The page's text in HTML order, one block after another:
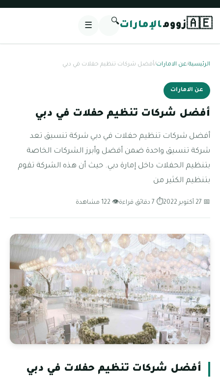
🇦🇪زوومالإمارات🔍
☰
الرئيسية/عن الامارات/أفضل شركات تنظيم حفلات في دبي
عن الامارات
أفضل شركات تنظيم حفلات في دبي
أفضل شركات تنظيم حفلات في دبي شركة تنسيق تعد
شركة تنسيق واحدة ضمن أفضل وأبرز الشركات الخاصة
بتنظيم الحفلات داخل إمارة دبي. حيث أن هذه الشركة تقوم
بتنظيم الكثير من
📅 27 أكتوبر 2022 ⏱ 7 دقائق قراءة 👁 122 مشاهدة
أفضل شركات تنظيم حفلات في دبي